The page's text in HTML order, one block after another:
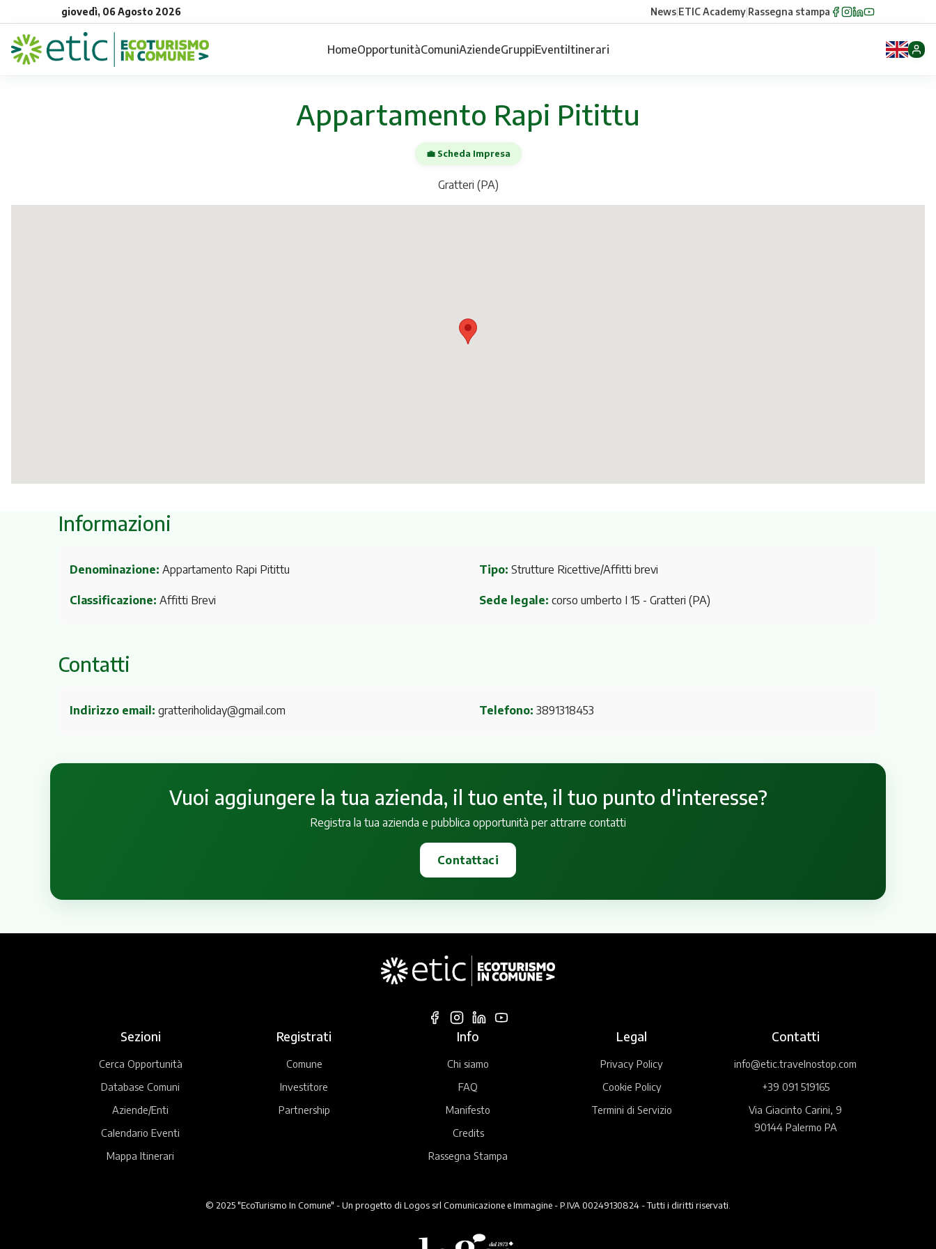
giovedì, 06 Agosto 2026 News|ETIC Academy|Rassegna stampa
HomeOpportunitàComuniAziendeGruppiEventiItinerari
Appartamento Rapi Pitittu
💼 Scheda Impresa
Gratteri (PA)
Informazioni
Denominazione: Appartamento Rapi Pitittu Tipo: Strutture Ricettive/Affitti brevi
Classificazione: Affitti Brevi Sede legale: corso umberto I 15 - Gratteri (PA)
Contatti
Indirizzo email: gratteriholiday@gmail.com Telefono: 3891318453
Vuoi aggiungere la tua azienda, il tuo ente, il tuo punto d'interesse?
Registra la tua azienda e pubblica opportunità per attrarre contatti
Contattaci
Sezioni
Cerca Opportunità
Database Comuni
Aziende/Enti
Calendario Eventi
Mappa Itinerari
Registrati
Comune
Investitore
Partnership
Info
Chi siamo
FAQ
Manifesto
Credits
Rassegna Stampa
Legal
Privacy Policy
Cookie Policy
Termini di Servizio
Contatti
info@etic.travelnostop.com
+39 091 519165
Via Giacinto Carini, 9
90144 Palermo PA
© 2025 "EcoTurismo In Comune" - Un progetto di Logos srl Comunicazione e Immagine - P.IVA 00249130824 - Tutti i diritti riservati.